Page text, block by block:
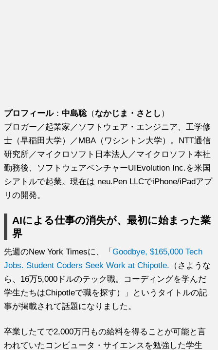
プロフィール： 中島聡（なかじま・さとし ）
ブロガー／起業家／ソフトウェア・エンジニア、工学修
士（早稲田大学）／MBA（ワシントン大学）。NTT通信
研究所／マイクロソフト日本法人／マイクロソフト本社
勤務後、ソフトウェアベンチャーUIEvolution Inc.を米国
シアトルで起業。現在は neu.Pen LLCでiPhone/iPadアプ
リの開発。
AIによる仕事の消失が、最初に始まった業
界
先週のNew York Timesに、「Goodbye, $165,000 Tech
Jobs. Student Coders Seek Work at Chipotle. （さような
ら、16万5,000ドルのテック職。コーディングを学んだ
学生たちはChipotleで職を探す）」というタイトルの記
事が掲載されて話題になりました。
卒業したてで2,000万円もの給料を得ることが可能と言
われていたコンピュータ・サイエンスを勉強した学生